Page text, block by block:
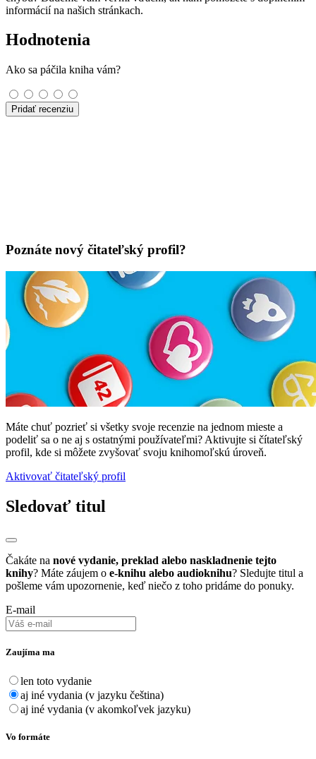
informácií na našich stránkach.
Hodnotenia
Ako sa páčila kniha vám?
Pridať recenziu
Poznáte nový čitateľský profil?
Máte chuť pozrieť si všetky svoje recenzie na jednom mieste a
podeliť sa o ne aj s ostatnými používateľmi? Aktivujte si čítateľský
profil, kde si môžete zvyšovať svoju knihomoľskú úroveň.
Aktivovať čitateľský profil
Sledovať titul
Čakáte na nové vydanie, preklad alebo naskladnenie tejto
knihy? Máte záujem o e-knihu alebo audioknihu? Sledujte titul a
pošleme vám upozornenie, keď niečo z toho pridáme do ponuky.
E-mail
Zaujíma ma
len toto vydanie
aj iné vydania (v jazyku čeština)
aj iné vydania (v akomkoľvek jazyku)
Vo formáte